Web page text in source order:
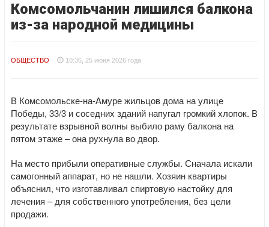
Комсомольчанин лишился балкона
из-за народной медицины
ОБЩЕСТВО 10:36, 25 июня 2026 года
В Комсомольске-на-Амуре жильцов дома на улице
Победы, 33/3 и соседних зданий напугал громкий хлопок. В
результате взрывной волны выбило раму балкона на
пятом этаже – она рухнула во двор.
На место прибыли оперативные службы. Сначала искали
самогонный аппарат, но не нашли. Хозяин квартиры
объяснил, что изготавливал спиртовую настойку для
лечения – для собственного употребления, без цели
продажи.